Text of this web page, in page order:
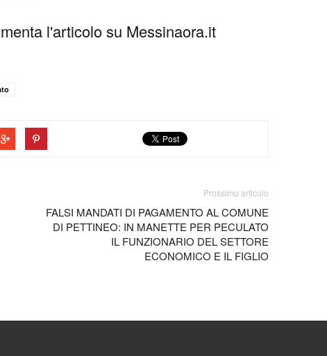
l'articolo su Messinaora.it
Prossimo articolo
FALSI MANDATI DI PAGAMENTO AL COMUNE
DI PETTINEO: IN MANETTE PER PECULATO
IL FUNZIONARIO DEL SETTORE
ECONOMICO E IL FIGLIO